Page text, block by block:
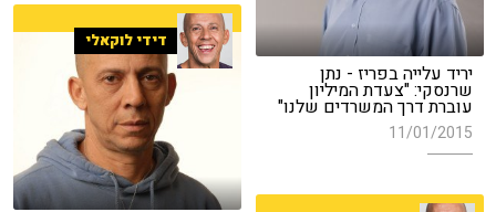
יריד עלייה בפריז - נתן
שרנסקי: "צעדת המיליון
עוברת דרך המשרדים שלנו"
11/01/2015
דידי לוקאלי